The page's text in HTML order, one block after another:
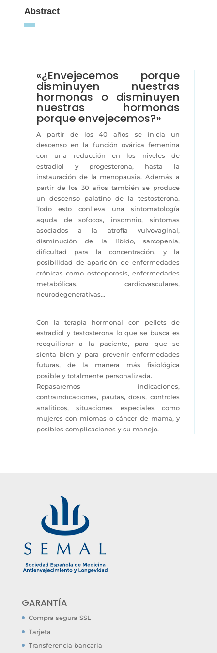
Abstract
«¿Envejecemos porque
disminuyen nuestras
hormonas o disminuyen
nuestras hormonas
porque envejecemos?»
A partir de los 40 años se inicia un
descenso en la función ovárica femenina
con una reducción en los niveles de
estradiol y progesterona, hasta la
instauración de la menopausia. Además a
partir de los 30 años también se produce
un descenso palatino de la testosterona.
Todo esto conlleva una sintomatología
aguda de sofocos, insomnio, síntomas
asociados a la atrofia vulvovaginal,
disminución de la líbido, sarcopenia,
dificultad para la concentración, y la
posibilidad de aparición de enfermedades
crónicas como osteoporosis, enfermedades
metabólicas, cardiovasculares,
neurodegenerativas…
Con la terapia hormonal con pellets de
estradiol y testosterona lo que se busca es
reequilibrar a la paciente, para que se
sienta bien y para prevenir enfermedades
futuras, de la manera más fisiológica
posible y totalmente personalizada.
Repasaremos indicaciones,
contraindicaciones, pautas, dosis, controles
analíticos, situaciones especiales como
mujeres con miomas o cáncer de mama, y
posibles complicaciones y su manejo.
GARANTÍA
Compra segura SSL
Tarjeta
Transferencia bancaria